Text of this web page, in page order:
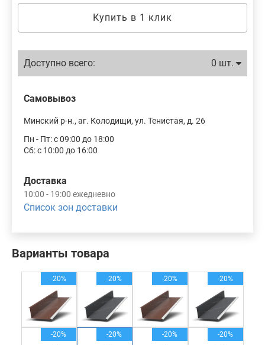
Варианты товара
-20% -20% -20% -20%
-20% -20% -20% -20%
Купить в 1 клик
Доступно всего: 0 шт.
Самовывоз
Минский р-н., аг. Колодищи, ул. Тенистая, д. 26
Пн - Пт: с 09:00 до 18:00
Сб: с 10:00 до 16:00
Доставка
10:00 - 19:00 ежедневно
Список зон доставки